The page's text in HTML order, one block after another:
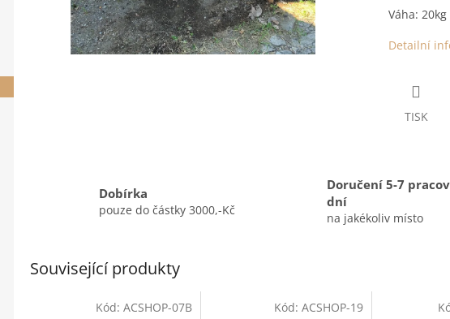
Váha: 20kg
Detailní
TISK
Dobírka
pouze do částky 3000,-Kč
Doručení 5-7
dní
na jakékoliv místo
Související produkty
Kód: ACSHOP-07B Kód: ACSHOP-19